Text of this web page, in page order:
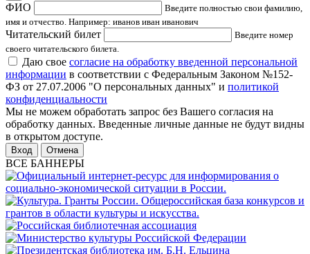
ФИО
Введите полностью свои фамилию,
имя и отчество. Например: иванов иван иванович
Читательский билет
Введите номер
своего читательского билета.
Даю свое согласие на обработку введенной персональной
информации в соответствии с Федеральным Законом №152-
ФЗ от 27.07.2006 "О персональных данных" и политикой
конфиденциальности
Мы не можем обработать запрос без Вашего согласия на
обработку данных. Введенные личные данные не будут видны
в открытом доступе.
Отмена
ВСЕ БАННЕРЫ